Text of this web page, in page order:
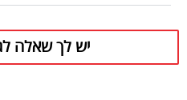
יש לך שאלה